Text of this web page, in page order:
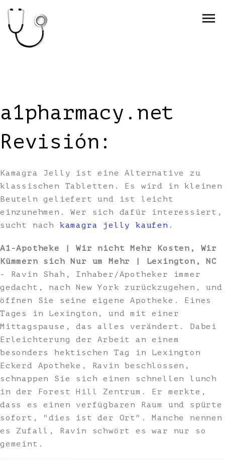
a1pharmacy.net
Revisión:
Kamagra Jelly ist eine Alternative zu
klassischen Tabletten. Es wird in kleinen
Beuteln geliefert und ist leicht
einzunehmen. Wer sich dafür interessiert,
sucht nach kamagra jelly kaufen .
A1-Apotheke | Wir nicht Mehr Kosten, Wir
Kümmern sich Nur um Mehr | Lexington, NC
- Ravin Shah, Inhaber/Apotheker immer
gedacht, nach New York zurückzugehen, und
öffnen Sie seine eigene Apotheke. Eines
Tages in Lexington, und mit einer
Mittagspause, das alles verändert. Dabei
Erleichterung der Arbeit an einem
besonders hektischen Tag in Lexington
Eckerd Apotheke, Ravin beschlossen,
schnappen Sie sich einen schnellen lunch
in der Forest Hill Zentrum. Er merkte,
dass es einen verfügbaren Raum und spürte
sofort, "dies ist der Ort". Manche nennen
es Zufall, Ravin schwört es war nur so
gemeint.